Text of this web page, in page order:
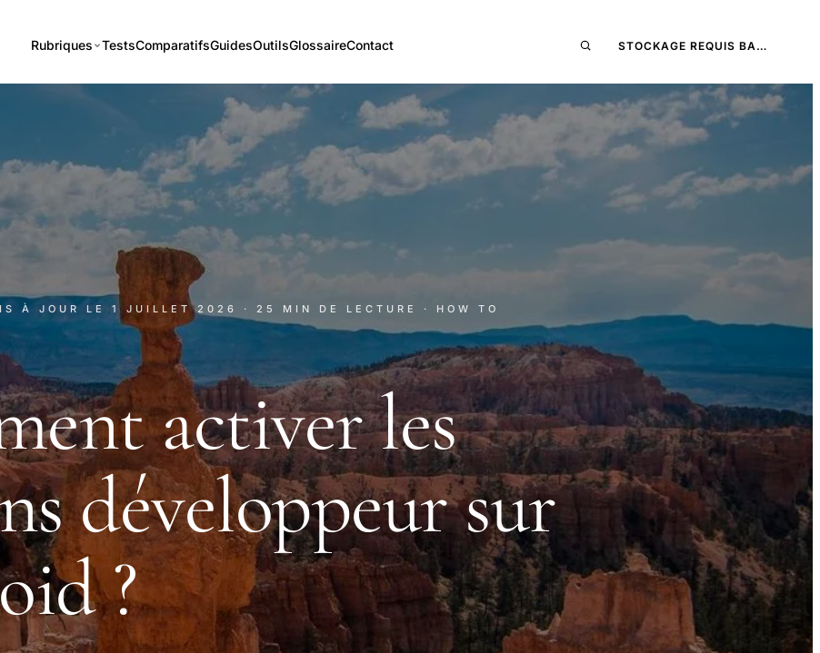
Rubriques TestsComparatifsGuidesOutilsGlossaireContact STOCKAGE REQUIS BA…
À JOUR LE 1 JUILLET 2026 · 25 MIN DE LECTURE · HOW TO
activer les
développeur sur
?